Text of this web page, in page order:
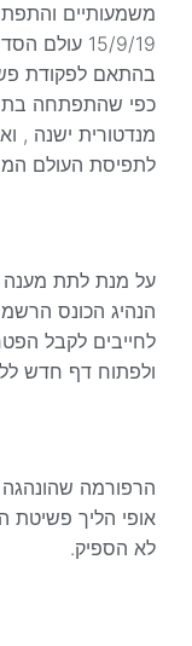
משמעותיים
15/9/19
בהתאם לפקודת
כפי שהתפתחה
מנדטורית ישנה ,
לתפיסת העולם
על מנת לתת מענה
הנהיג הכונס
לחייבים לקבל
ולפתוח דף חדש
הרפורמה
אופי הליך פשיטת
לא הספיק.